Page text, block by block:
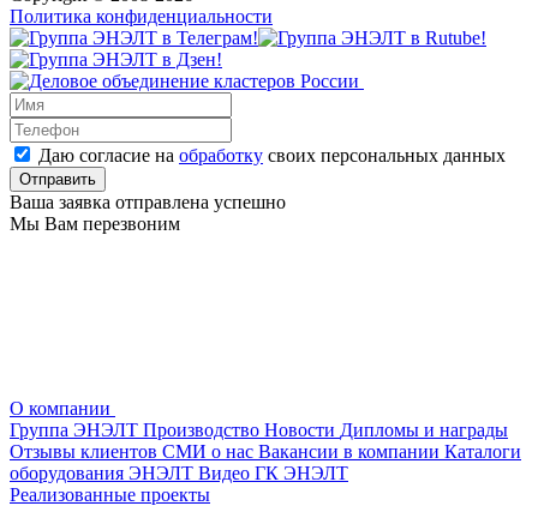
Политика конфиденциальности
Даю согласие на обработку своих персональных данных
Ваша заявка отправлена успешно
Мы Вам перезвоним
О компании
Группа ЭНЭЛТ Производство Новости Дипломы и награды
Отзывы клиентов СМИ о нас Вакансии в компании Каталоги
оборудования ЭНЭЛТ Видео ГК ЭНЭЛТ
Реализованные проекты